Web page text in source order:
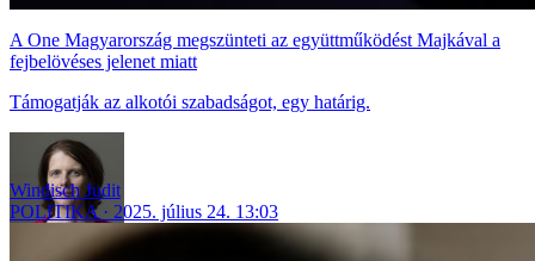
A One Magyarország megszünteti az együttműködést Majkával a
fejbelövéses jelenet miatt
Támogatják az alkotói szabadságot, egy határig.
Windisch Judit
POLITIKA
2025. július 24. 13:03